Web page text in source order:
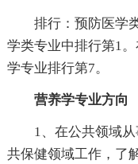
排行：预防医学
学类专业中排行第1
学专业排行第7。
营养学专业方向
1、在公共领域
共保健领域工作，了